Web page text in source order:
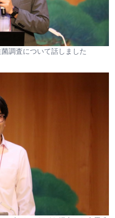
調査について話しました